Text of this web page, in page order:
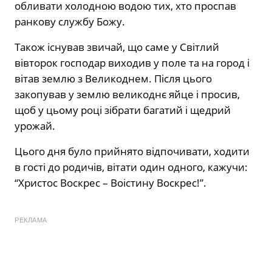
обливати холодною водою тих, хто проспав
ранкову службу Божу.
Також існував звичай, що саме у Світлий
вівторок господар виходив у поле та на город і
вітав землю з Великоднем. Після цього
закопував у землю великоднє яйце і просив,
щоб у цьому році зібрати багатий і щедрий
урожай.
Цього дня було прийнято відпочивати, ходити
в гості до родичів, вітати один одного, кажучи:
“Христос Воскрес – Воістину Воскрес!”.
РЕКЛАМА